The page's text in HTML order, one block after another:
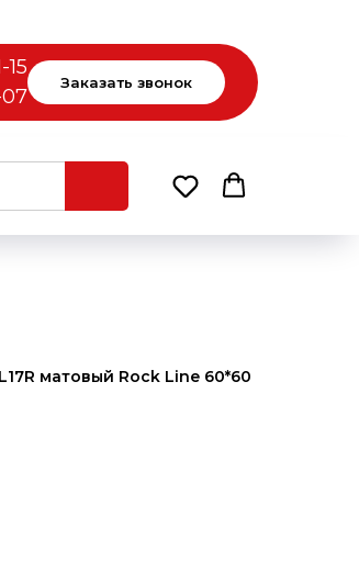
15
Заказать звонок
матовый Rock Line 60*60